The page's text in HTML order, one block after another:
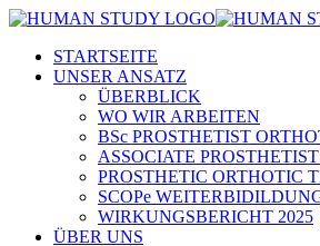
STARTSEITE
UNSER ANSATZ
ÜBERBLICK
WO WIR ARBEITEN
BSc PROSTHETIST
ASSOCIATE
PROSTHETIC ORTHOTIC
SCOPe
WIRKUNGSBERICHT 2025
ÜBER UNS